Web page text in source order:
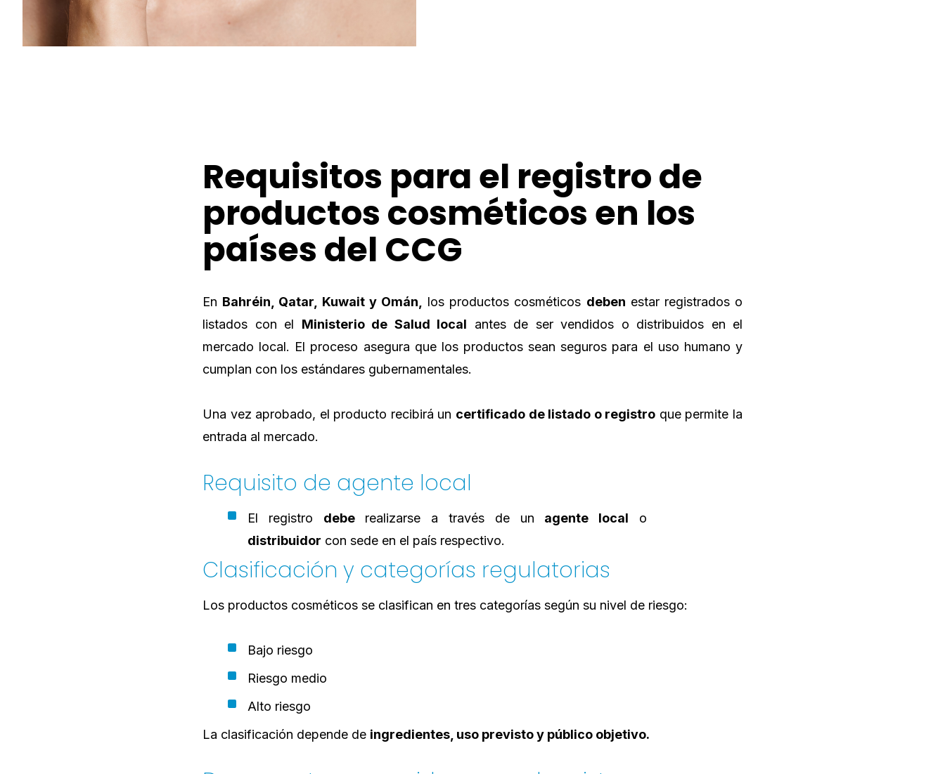
Requisitos para el registro de
productos cosméticos en los
países del CCG
En Bahréin, Qatar, Kuwait y Omán, los productos cosméticos deben estar registrados o
listados con el Ministerio de Salud local antes de ser vendidos o distribuidos en el
mercado local. El proceso asegura que los productos sean seguros para el uso humano y
cumplan con los estándares gubernamentales.
Una vez aprobado, el producto recibirá un certificado de listado o registro que permite la
entrada al mercado.
Requisito de agente local
El registro deberealizarse a través de un agente local o
distribuidor con sede en el país respectivo.
Clasificación y categorías regulatorias
Los productos cosméticos se clasifican en tres categorías según su nivel de riesgo:
Bajo riesgo
Riesgo medio
Alto riesgo
La clasificación depende de ingredientes, uso previsto y público objetivo.